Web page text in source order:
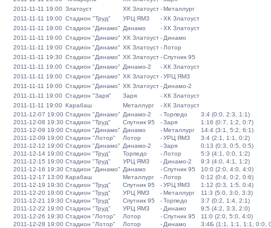
2011-11-11 19:00 Златоуст ХК Златоуст-Металлург
2011-11-11 19:00 Стадион "Труд" УРЦ ЯМЗ -ХК Златоуст
2011-11-11 19:00 Стадион "Динамо" Динамо -ХК Златоуст
2011-11-11 19:00 Стадион "Динамо" ХК Златоуст- Динамо
2011-11-11 19:00 Стадион "Динамо" ХК Златоуст- Лотор
2011-11-11 19:30 Стадион "Динамо" ХК Златоуст-Спутник 95
2011-11-11 19:00 Стадион "Динамо" Динамо-2 -ХК Златоуст
2011-11-11 19:00 Стадион "Динамо" ХК Златоуст-УРЦ ЯМЗ
2011-11-11 19:00 Стадион "Динамо" ХК Златоуст- Динамо-2
2011-11-11 19:00 Стадион "Заря" Заря -ХК Златоуст
2011-11-11 19:00 Карабаш Металлург -ХК Златоуст
2011-12-07 19:00 Стадион "Динамо" Динамо-2 -Торпедо
3:4 (0:0, 2:3, 1:1)
2011-12-08 19:30 Стадион "Труд" Спутник 95 -Заря
1:16 (0:7, 1:2, 0:7)
2011-12-09 19:00 Стадион "Динамо" Динамо -Металлург
14:4 (3:1, 5:2, 6:1)
2011-12-09 19:00 Стадион "Лотор" Лотор -УРЦ ЯМЗ
3:4 (2:1, 1:1, 0:2)
2011-12-12 19:00 Стадион "Динамо" Динамо-2 -Заря
0:13 (0:3, 0:5, 0:5)
2011-12-14 19:00 Стадион "Труд" Торпедо - Лотор
5:3 (4:1, 0:0, 1:2)
2011-12-15 19:00 Стадион "Труд" УРЦ ЯМЗ - Динамо-2
9:3 (4:0, 4:1, 1:2)
2011-12-16 19:30 Стадион "Динамо" Динамо -Спутник 95
10:0 (2:0, 4:0, 4:0)
2011-12-17 13:00 Карабаш Металлург - Лотор
0:12 (0:4, 0:2, 0:6)
2011-12-19 19:30 Стадион "Труд" Спутник 95 -УРЦ ЯМЗ
1:12 (0:3, 1:5, 0:4)
2011-12-20 19:00 Стадион "Труд" УРЦ ЯМЗ -Металлург
11:3 (5:0, 3:0, 3:3)
2011-12-21 19:30 Стадион "Труд" Спутник 95 -Торпедо
3:7 (0:2, 1:4, 2:1)
2011-12-22 19:00 Стадион "Труд" УРЦ ЯМЗ - Динамо
9:5 (4:2, 3:3, 2:0)
2011-12-26 19:30 Стадион "Лотор" Лотор -Спутник 95
11:0 (2:0, 5:0, 4:0)
2011-12-28 19:00 Стадион "Лотор" Лотор - Динамо
3:4Б (1:1, 1:1, 1:1, 0:0,